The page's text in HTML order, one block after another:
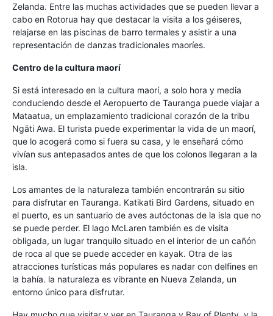
Zelanda. Entre las muchas actividades que se pueden llevar a
cabo en Rotorua hay que destacar la visita a los géiseres,
relajarse en las piscinas de barro termales y asistir a una
representación de danzas tradicionales maoríes.
Centro de la cultura maorí
Si está interesado en la cultura maorí, a solo hora y media
conduciendo desde el Aeropuerto de Tauranga puede viajar a
Mataatua, un emplazamiento tradicional corazón de la tribu
Ngāti Awa. El turista puede experimentar la vida de un maorí,
que lo acogerá como si fuera su casa, y le enseñará cómo
vivían sus antepasados antes de que los colonos llegaran a la
isla.
Los amantes de la naturaleza también encontrarán su sitio
para disfrutar en Tauranga. Katikati Bird Gardens, situado en
el puerto, es un santuario de aves autóctonas de la isla que no
se puede perder. El lago McLaren también es de visita
obligada, un lugar tranquilo situado en el interior de un cañón
de roca al que se puede acceder en kayak. Otra de las
atracciones turísticas más populares es nadar con delfines en
la bahía. la naturaleza es vibrante en Nueva Zelanda, un
entorno único para disfrutar.